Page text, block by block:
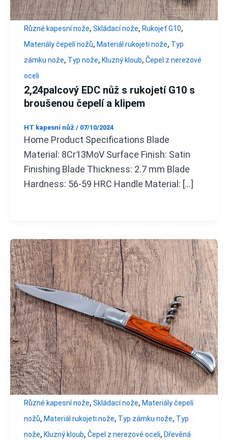
Různé kapesní nože, Skládací nože, Rukojeť G10,
Materiály čepelí nožů, Materiál rukojeti nože, Typ
zámku nože, Typ nože, Kluzný kloub, Čepel z nerezové
oceli
2,24palcový EDC nůž s rukojetí G10 s
broušenou čepelí a klipem
HT kapesní nůž / 07/10/2024
Home Product Specifications Blade
Material: 8Cr13MoV Surface Finish: Satin
Finishing Blade Thickness: 2.7 mm Blade
Hardness: 56-59 HRC Handle Material: […]
Různé kapesní nože, Skládací nože, Materiály čepelí
nožů, Materiál rukojeti nože, Typ zámku nože, Typ
nože, Kluzný kloub, Čepel z nerezové oceli, Dřevěná